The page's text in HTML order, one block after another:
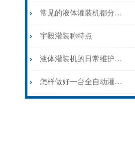
常见的液体灌装机都分为哪几类？
宇毅灌装称特点
液体灌装机的日常维护和保养
怎样做好一台全自动灌装机？